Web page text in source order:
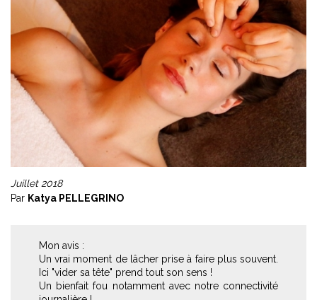
Juillet 2018
Par Katya PELLEGRINO
Mon avis :
Un vrai moment de lâcher prise à faire plus souvent.
Ici "vider sa tête" prend tout son sens !
Un bienfait fou notamment avec notre connectivité